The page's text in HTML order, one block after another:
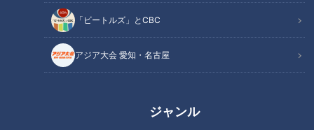
「ビートルズ」とCBC
アジア大会 愛知・名古屋
ジャンル
第８子四男 翔（かける）くん ０歳
------------------------------------------------------------
【大家族チャンネルとは？】